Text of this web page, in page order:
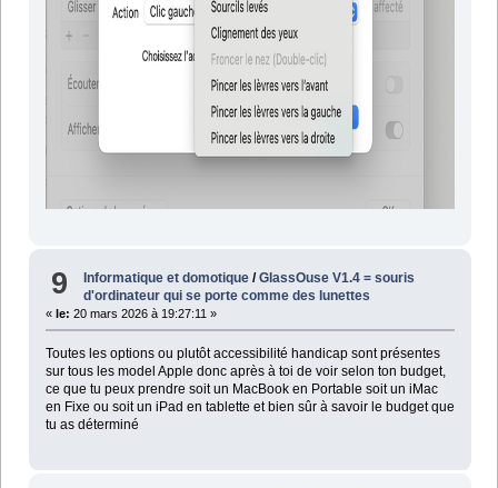
9 Informatique et domotique /GlassOuse V1.4 = souris
d'ordinateur qui se porte comme des lunettes
« le: 20 mars 2026 à 19:27:11 »
Toutes les options ou plutôt accessibilité handicap sont présentes
sur tous les model Apple donc après à toi de voir selon ton budget,
ce que tu peux prendre soit un MacBook en Portable soit un iMac
en Fixe ou soit un iPad en tablette et bien sûr à savoir le budget que
tu as déterminé